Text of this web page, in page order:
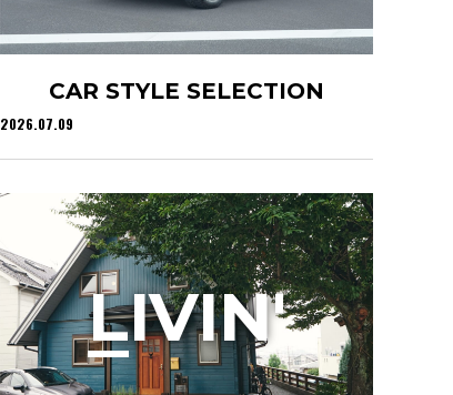
CAR STYLE SELECTION
2026.07.09
LIVIN'